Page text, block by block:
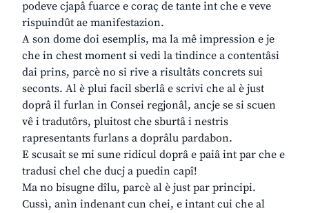
podeve cjapâ fuarce e coraç de tante int che e veve
rispuindût ae manifestazion.
A son dome doi esemplis, ma la mê impression e je
che in chest moment si vedi la tindince a contentâsi
dai prins, parcè no si rive a risultâts concrets sui
seconts. Al è plui facil sberlâ e scrivi che al è just
doprâ il furlan in Consei regjonâl, ancje se si scuen
vê i tradutôrs, pluitost che sburtâ i nestris
rapresentants furlans a doprâlu pardabon.
E scusait se mi sune ridicul doprâ e paiâ int par che e
tradusi chel che ducj a puedin capî!
Ma no bisugne dîlu, parcè al è just par principi.
Cussì, anìn indenant cun chei, e intant cui che al